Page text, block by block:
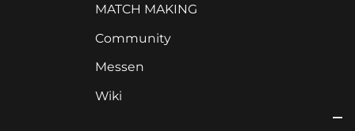
MATCH MAKING
Community
Messen
Wiki